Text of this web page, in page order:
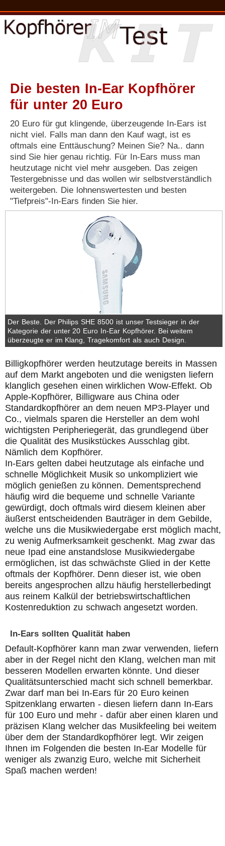
Die besten In-Ear Kopfhörer
für unter 20 Euro
20 Euro für gut klingende, überzeugende In-Ears ist
nicht viel. Falls man dann den Kauf wagt, ist es
oftmals eine Enttäuschung? Meinen Sie? Na.. dann
sind Sie hier genau richtig. Für In-Ears muss man
heutzutage nicht viel mehr ausgeben. Das zeigen
Testergebnisse und das wollen wir selbstverständlich
weitergeben. Die lohnenswertesten und besten
"Tiefpreis"-In-Ears finden Sie hier.
Der Beste. Der Philips SHE 8500 ist unser Testsieger in der
Kategorie der unter 20 Euro In-Ear Kopfhörer. Bei weitem
überzeugte er im Klang, Tragekomfort als auch Design.
Billigkopfhörer werden heutzutage bereits in Massen
auf dem Markt angeboten und die wenigsten liefern
klanglich gesehen einen wirklichen Wow-Effekt. Ob
Apple-Kopfhörer, Billigware aus China oder
Standardkopfhörer an dem neuen MP3-Player und
Co., vielmals sparen die Hersteller an dem wohl
wichtigsten Peripheriegerät, das grundlegend über
die Qualität des Musikstückes Ausschlag gibt.
Nämlich dem Kopfhörer.
In-Ears gelten dabei heutzutage als einfache und
schnelle Möglichkeit Musik so unkompliziert wie
möglich genießen zu können. Dementsprechend
häufig wird die bequeme und schnelle Variante
gewürdigt, doch oftmals wird diesem kleinen aber
äußerst entscheidenden Bauträger in dem Gebilde,
welche uns die Musikwiedergabe erst möglich macht,
zu wenig Aufmerksamkeit geschenkt. Mag zwar das
neue Ipad eine anstandslose Musikwiedergabe
ermöglichen, ist das schwächste Glied in der Kette
oftmals der Kopfhörer. Denn dieser ist, wie oben
bereits angesprochen allzu häufig herstellerbedingt
aus reinem Kalkül der betriebswirtschaftlichen
Kostenreduktion zu schwach angesetzt worden.
In-Ears sollten Qualität haben
Default-Kopfhörer kann man zwar verwenden, liefern
aber in der Regel nicht den Klang, welchen man mit
besseren Modellen erwarten könnte. Und dieser
Qualitätsunterschied macht sich schnell bemerkbar.
Zwar darf man bei In-Ears für 20 Euro keinen
Spitzenklang erwarten - diesen liefern dann In-Ears
für 100 Euro und mehr - dafür aber einen klaren und
präzisen Klang welcher das Musikfeeling bei weitem
über dem der Standardkopfhörer legt. Wir zeigen
Ihnen im Folgenden die besten In-Ear Modelle für
weniger als zwanzig Euro, welche mit Sicherheit
Spaß machen werden!